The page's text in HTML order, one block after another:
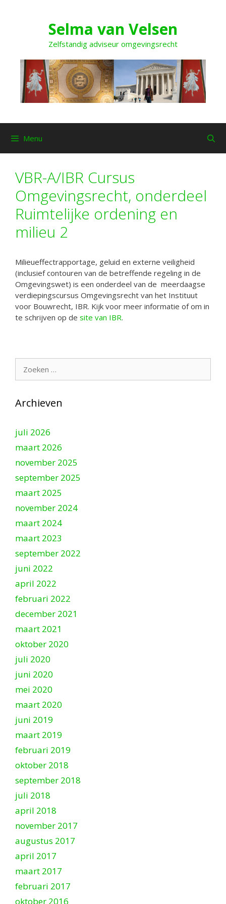
Selma van Velsen
Zelfstandig adviseur omgevingsrecht
Menu
VBR-A/IBR Cursus
Omgevingsrecht, onderdeel
Ruimtelijke ordening en
milieu 2
Milieueffectrapportage, geluid en externe veiligheid
(inclusief contouren van de betreffende regeling in de
Omgevingswet) is een onderdeel van de meerdaagse
verdiepingscursus Omgevingsrecht van het Instituut
voor Bouwrecht, IBR. Kijk voor meer informatie of om in
te schrijven op de site van IBR.
Archieven
juli 2026
maart 2026
november 2025
september 2025
maart 2025
november 2024
maart 2024
maart 2023
september 2022
juni 2022
april 2022
februari 2022
december 2021
maart 2021
oktober 2020
juli 2020
juni 2020
mei 2020
maart 2020
juni 2019
maart 2019
februari 2019
oktober 2018
september 2018
juli 2018
april 2018
november 2017
augustus 2017
april 2017
maart 2017
februari 2017
oktober 2016